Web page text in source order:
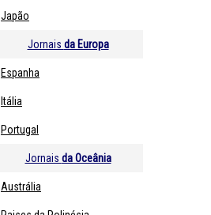
Japão
Jornais da Europa
Espanha
Itália
Portugal
Jornais da Oceânia
Austrália